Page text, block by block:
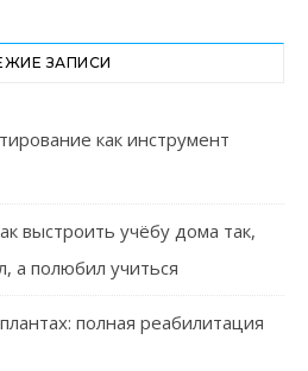
ЗАПИСИ
как инструмент
выстроить учёбу дома так,
а полюбил учиться
полная реабилитация